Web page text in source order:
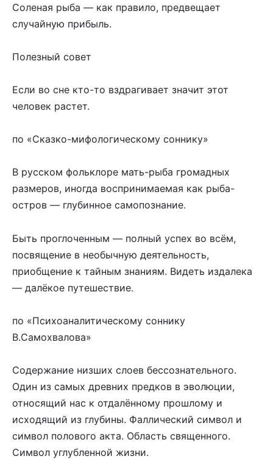
Соленая рыба — как правило, предвещает
случайную прибыль.
Полезный совет
Если во сне кто-то вздрагивает значит этот
человек растет.
по «Сказко-мифологическому соннику»
В русском фольклоре мать-рыба громадных
размеров, иногда воспринимаемая как рыба-
остров — глубинное самопознание.
Быть проглоченным — полный успех во всём,
посвящение в необычную деятельность,
приобщение к тайным знаниям. Видеть издалека
— далёкое путешествие.
по «Психоаналитическому соннику
В.Самохвалова»
Содержание низших слоев бессознательного.
Один из самых древних предков в эволюции,
относящий нас к отдалённому прошлому и
исходящий из глубины. Фаллический символ и
символ полового акта. Область священного.
Символ углубленной жизни.